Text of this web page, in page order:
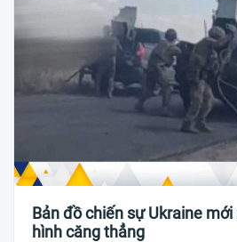
Bản đồ chiến sự Ukraine
hình căng thẳng